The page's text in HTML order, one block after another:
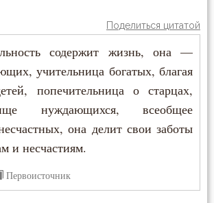
Поделиться цитатой
содержит жизнь, она —
учительница богатых, благая
попечительница о старцах,
нуждающихся, всеобщее
она делит свои заботы
и несчастиям.
Первоисточник